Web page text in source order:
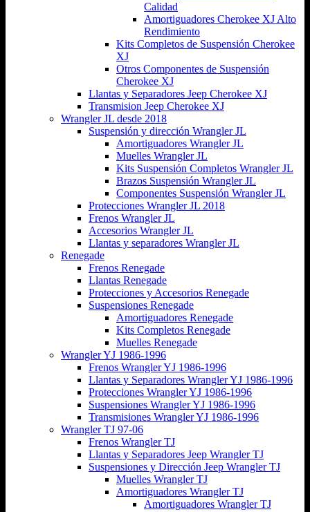
Calidad
Amortiguadores Cherokee XJ Alto
Rendimiento
Kits Completos de Suspensión Cherokee
XJ
Otros Componentes de Suspensión
Cherokee XJ
Llantas y Separadores Jeep Cherokee XJ
Transmision Jeep Cherokee XJ
Wrangler JL desde 2018
Suspensión y dirección Wrangler JL
Amortiguadores Wrangler JL
Muelles Wrangler JL
Kits Suspensión Completos Wrangler JL
Brazos Suspensión Wrangler JL
Componentes Suspensión Wrangler JL
Protecciones Wrangler JL 2018
Frenos Wrangler JL
Accesorios Wrangler JL
Llantas y separadores Wrangler JL
Renegade
Frenos Renegade
Llantas Renegade
Protecciones y Accesorios Renegade
Suspensiones Renegade
Amortiguadores Renegade
Kits Completos Renegade
Muelles Renegade
Wrangler YJ 1986-1996
Frenos Wrangler YJ 1986-1996
Llantas y Separadores Wrangler YJ 1986-1996
Protecciones Wrangler YJ 1986-1996
Suspensiones Wrangler YJ 1986-1996
Transmisiones Wrangler YJ 1986-1996
Wrangler TJ 97-06
Frenos Wrangler TJ
Llantas y Separadores Jeep Wrangler TJ
Suspensiones y Dirección Jeep Wrangler TJ
Muelles Wrangler TJ
Amortiguadores Wrangler TJ
Amortiguadores Wrangler TJ